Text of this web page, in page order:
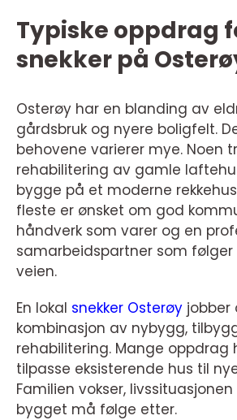
Typiske oppdrag
snekker på
Osterøy har en blanding av
gårdsbruk og nyere boligfelt.
behovene varierer mye. Noen
rehabilitering av gamle
bygge på et moderne
fleste er ønsket om god
håndverk som varer og en
samarbeidspartner som følger
veien.
En lokal snekker Osterøy jobber
kombinasjon av nybygg,
rehabilitering. Mange oppdrag
tilpasse eksisterende hus til
Familien vokser,
bygget må følge etter.